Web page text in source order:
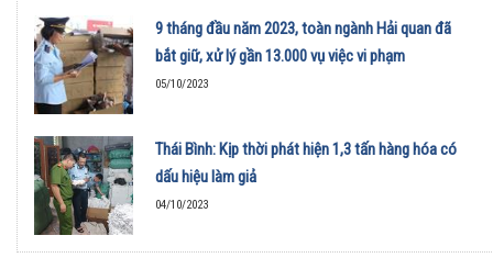
9 tháng đầu năm 2023, toàn ngành Hải quan đã
bắt giữ, xử lý gần 13.000 vụ việc vi phạm
05/10/2023
Thái Bình: Kịp thời phát hiện 1,3 tấn hàng hóa có
dấu hiệu làm giả
04/10/2023